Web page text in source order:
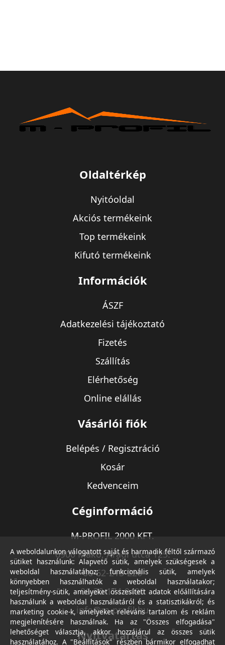
Oldaltérkép
Nyitóoldal
Akciós termékeink
Top termékeink
Kifutó termékeink
Információk
ÁSZF
Adatkezelési tájékoztató
Fizetés
Szállítás
Elérhetőség
Online elállás
Vásárlói fiók
Belépés / Regisztráció
Kosár
Kedvenceim
Céginformáció
M-PROFIL 2000 KFT.
6900 Makó, Aradi utca 125.
06-62-213-220
06-30-174-9490
info@m-profil.hu
Nyitvatartás
A weboldalunkon válogatott saját és harmadik féltől származó
sütiket használunk: Alapvető sütik, amelyek szükségesek a
weboldal használatához; funkcionális sütik, amelyek
könnyebben használhatók a weboldal használatakor;
teljesítmény-sütik, amelyeket összesített adatok előállítására
használunk a weboldal használatáról és a statisztikákról; és
marketing cookie-k, amelyeket releváns tartalom és reklám
megjelenítésére használnak. Ha az "Összes elfogadása"
lehetőséget választja, akkor hozzájárul az összes sütik
használatához. A "Beállítások" részben bármikor elfogadhat